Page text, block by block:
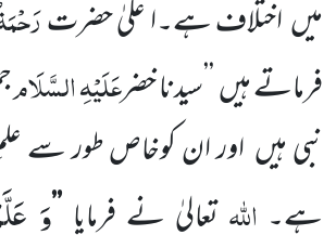
میںاختلاف ہے۔ا علیٰ حضرت
فرماتے ہیں’’سیدنا خضرعَلَیْہِ السَّلَام
نبی ہیں اور ان کوخاص طور سے
ہے۔ اللّٰہتعالیٰ نے فرمایا ’’وَ